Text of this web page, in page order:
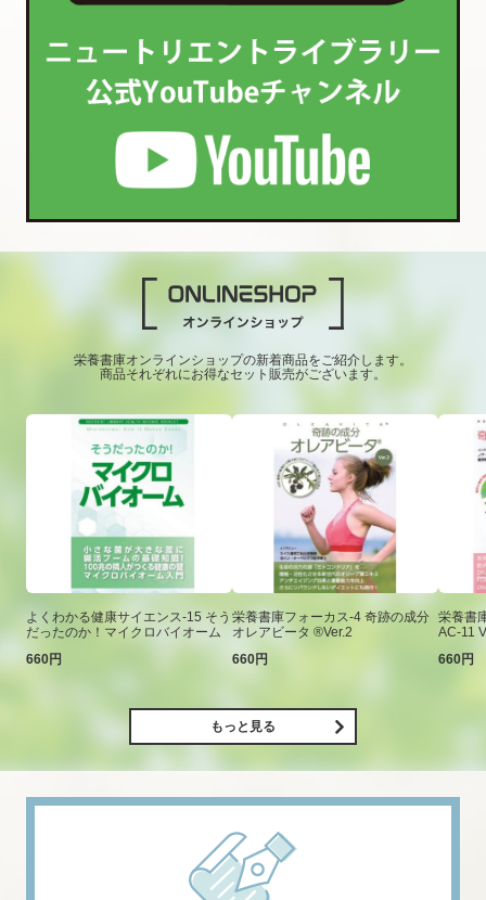
栄養書庫オンラインショップの新着商品をご紹介します。
商品それぞれにお得なセット販売がございます。
よくわかる健康サイエンス-15 そう
だったのか！マイクロバイオーム
660円
栄養書庫フォーカス-4 奇跡の成分
オレアビータ ®Ver.2
660円
栄養書
AC-11
660円
もっと見る